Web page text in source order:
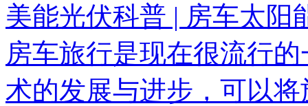
美能光伏科普 | 房车太阳
房车旅行是现在很流行
术的发展与进步，可以